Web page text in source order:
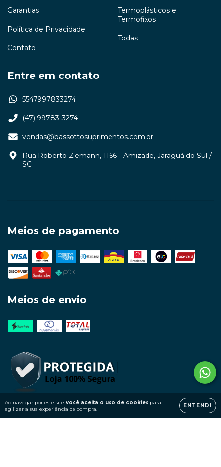
Ao navegar por este site você aceita o uso de cookies para
agilizar a sua experiência de compra.
ENTENDI
Garantias
Política de Privacidade
Contato
Termoplásticos e
Termofixos
Todas
Entre em contato
5547997833274
(47) 99783-3274
vendas@bassottosuprimentos.com.br
Rua Roberto Ziemann, 1166 - Amizade, Jaraguá do Sul /
SC
Meios de pagamento
Meios de envio